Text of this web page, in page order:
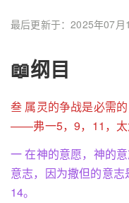
最后更新于：2025年07
📖纲目
叁 属灵的争战是必需
——弗一5，9，11，太
一 在神的意愿，神的
意志，因为撒但的意
14。